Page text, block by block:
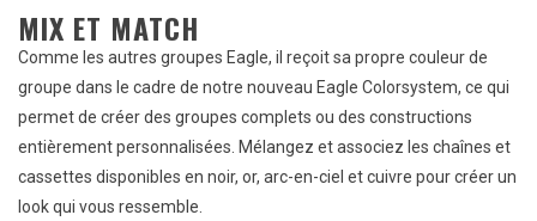
MIX ET MATCH
Comme les autres groupes Eagle, il reçoit sa propre couleur de
groupe dans le cadre de notre nouveau Eagle Colorsystem, ce qui
permet de créer des groupes complets ou des constructions
entièrement personnalisées. Mélangez et associez les chaînes et
cassettes disponibles en noir, or, arc-en-ciel et cuivre pour créer un
look qui vous ressemble.